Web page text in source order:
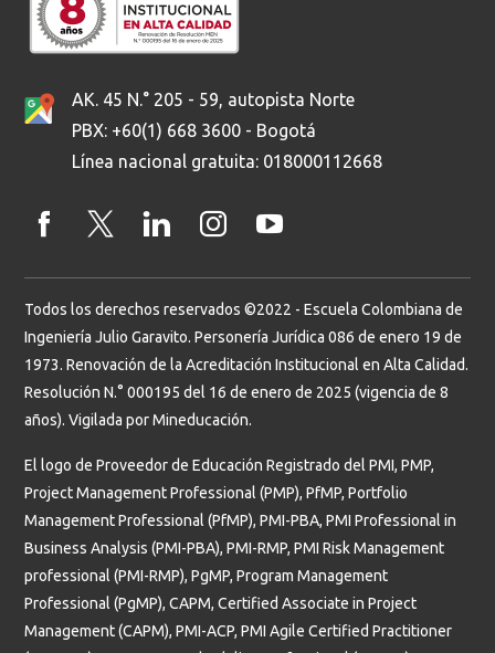
AK. 45 N.° 205 - 59, autopista Norte
PBX: +60(1) 668 3600 - Bogotá
Línea nacional gratuita: 018000112668
Todos los derechos reservados ©2022 - Escuela Colombiana de
Ingeniería Julio Garavito. Personería Jurídica 086 de enero 19 de
1973. Renovación de la Acreditación Institucional en Alta Calidad.
Resolución N.° 000195 del 16 de enero de 2025 (vigencia de 8
años). Vigilada por Mineducación.
El logo de Proveedor de Educación Registrado del PMI, PMP,
Project Management Professional (PMP), PfMP, Portfolio
Management Professional (PfMP), PMI-PBA, PMI Professional in
Business Analysis (PMI-PBA), PMI-RMP, PMI Risk Management
professional (PMI-RMP), PgMP, Program Management
Professional (PgMP), CAPM, Certified Associate in Project
Management (CAPM), PMI-ACP, PMI Agile Certified Practitioner